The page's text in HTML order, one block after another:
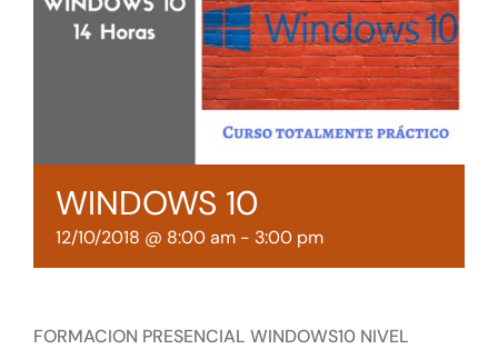
Tienda online
WINDOWS 10
12/10/2018 @ 8:00 am - 3:00 pm
FORMACION PRESENCIAL WINDOWS10 NIVEL